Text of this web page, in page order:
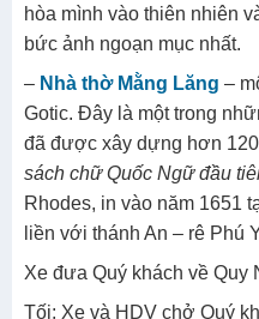
hòa mình vào thiên nhiên
bức ảnh ngoạn mục nhất.
– ​ Nhà thờ Mằng Lăng –
Gotic. Đây là một trong
đã được xây dựng hơn
sách chữ Quốc Ngữ đầu
Rhodes, in vào năm 1651
liền với thánh An – rê Phú
Xe đưa Quý khách về
Tối: Xe và HDV chở Quý